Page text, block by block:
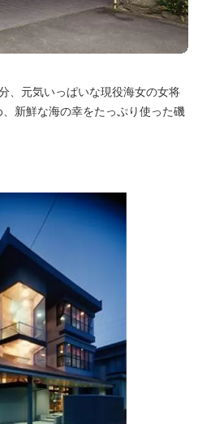
、元気いっぱいな現役海女の女将
新鮮な海の幸をたっぷり使った磯